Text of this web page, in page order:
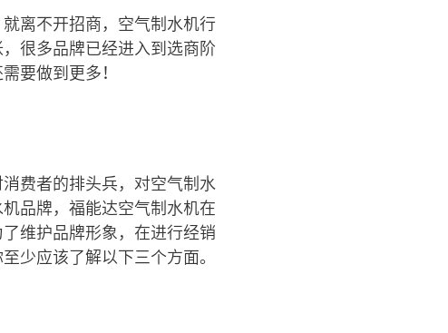
离不开招商，空气制水机行
很多品牌已经进入到选商阶
要做到更多！
费者的排头兵，对空气制水
品牌，福能达空气制水机在
维护品牌形象，在进行经销
少应该了解以下三个方面。